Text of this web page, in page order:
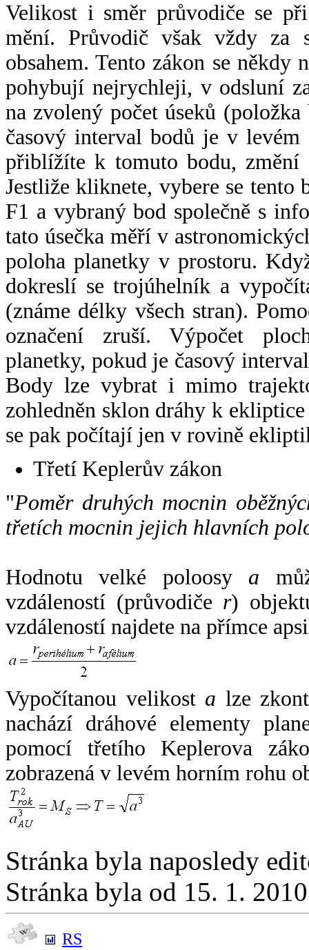
Velikost i směr průvodiče se
mění. Průvodič však vždy za
obsahem. Tento zákon se někdy
pohybují nejrychleji, v odsluní
na zvolený počet úseků
časový interval bodů je v
přiblížíte k tomuto bodu,
Jestliže kliknete, vybere se tento
F1 a vybraný bod společně s
tato úsečka měří v
poloha planetky v prostoru.
dokreslí se trojúhelník a
(známe délky všech stran).
označení zruší. Výpočet
planetky, pokud je časový
Body lze vybrat i mimo
zohledněn sklon dráhy k
se pak počítají jen v rovině
Třetí Keplerův zákon
"Poměr druhých mocnin
třetích mocnin jejich hlavních
Hodnotu velké poloosy a
vzdáleností (průvodiče r)
vzdáleností najdete na přímce
Vypočítanou velikost a lze
nachází dráhové elementy
pomocí třetího Keplerova
zobrazená v levém horním rohu
Stránka byla naposledy
Stránka byla od 15. 1.
RS